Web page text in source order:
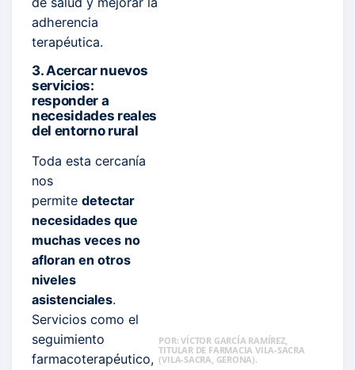
adherencia
terapéutica.
3. Acercar nuevos
servicios:
responder a
necesidades reales
del entorno rural
Toda esta cercanía
nos
permite detectar
necesidades que
muchas veces no
afloran en otros
niveles
asistenciales.
Servicios como el
seguimiento
farmacoterapéutico,
POR: VÍCTOR GARCÍA RAMÍREZ,
TITULAR DE FARMACIA VILA-SACRA
(VILA-SACRA, GERONA).